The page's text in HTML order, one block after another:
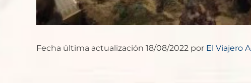
Fecha última actualización 18/08/2022 por El Viajero